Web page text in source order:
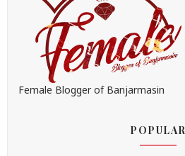
Female Blogger of Banjarmasin
POPULAR